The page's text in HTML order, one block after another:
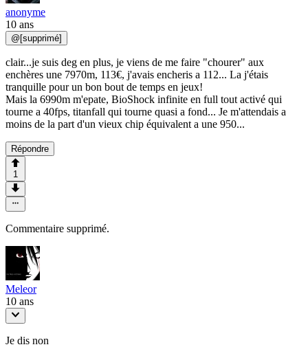
anonyme
10 ans
@[supprimé]
clair...je suis deg en plus, je viens de me faire "chourer" aux
enchères une 7970m, 113€, j'avais encheris a 112... La j'étais
tranquille pour un bon bout de temps en jeux!
Mais la 6990m m'epate, BioShock infinite en full tout activé qui
tourne a 40fps, titanfall qui tourne quasi a fond... Je m'attendais a
moins de la part d'un vieux chip équivalent a une 950...
Répondre
1
Commentaire supprimé.
Meleor
10 ans
Je dis non